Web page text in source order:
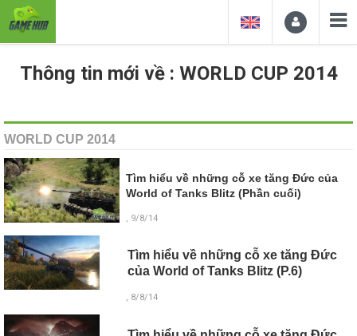
Thông tin mới về : WORLD CUP 2014
WORLD CUP 2014
Tìm hiểu về những cỗ xe tăng Đức của
World of Tanks Blitz (Phần cuối)
, 9/8/14
Tìm hiểu về những cỗ xe tăng Đức
của World of Tanks Blitz (P.6)
, 8/8/14